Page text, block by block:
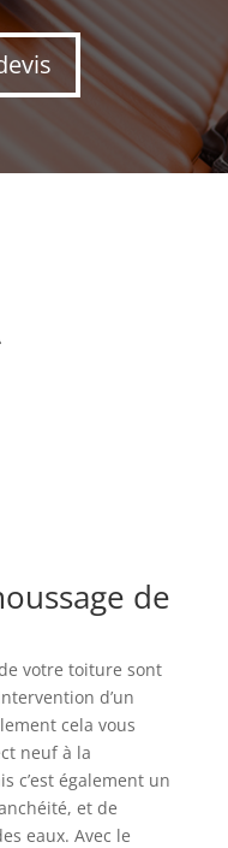
de
votre toiture sont
d’un
cela vous
neuf à la
c’est également un
et de
eaux. Avec le